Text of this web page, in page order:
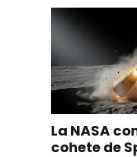
La NASA
cohete de